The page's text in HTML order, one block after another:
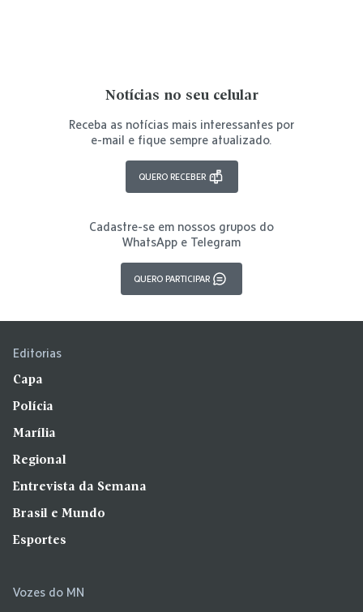
Notícias no seu celular
Receba as notícias mais interessantes por
e-mail e fique sempre atualizado.
QUERO RECEBER
Cadastre-se em nossos grupos do
WhatsApp e Telegram
QUERO PARTICIPAR
Editorias
Capa
Polícia
Marília
Regional
Entrevista da Semana
Brasil e Mundo
Esportes
Vozes do MN